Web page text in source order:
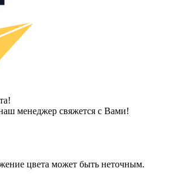
менеджер свяжется с Вами!
цвета может быть неточным.